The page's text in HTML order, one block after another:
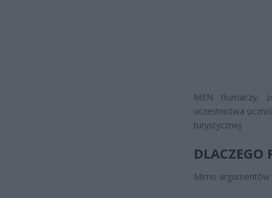
MEN tłumaczy,
uczestnictwa
turystycznej.
DLACZEGO
Mimo argumentów